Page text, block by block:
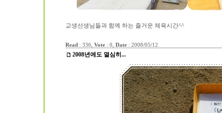
교생선생님들과 함께 하는 즐거운 체육시간^^
Read : 336, Vote: 0, Date: 2008/05/12
2008년에도 열심히...